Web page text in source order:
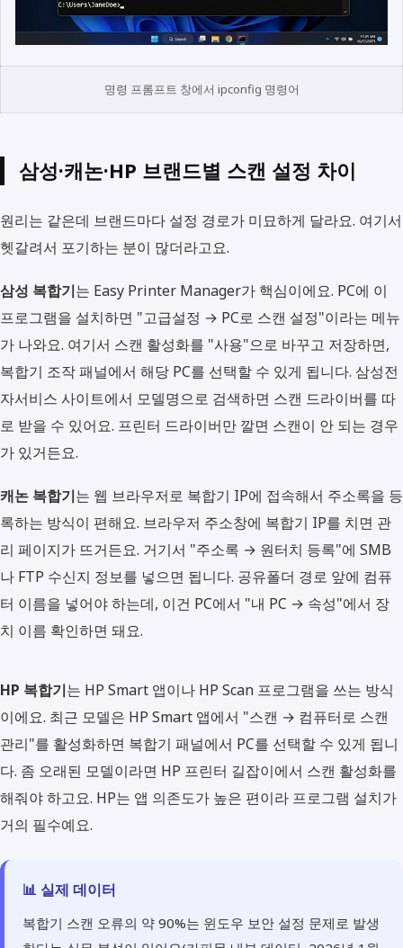
명령 프롬프트 창에서 ipconfig 명령어
삼성·캐논·HP 브랜드별 스캔 설정 차이
원리는 같은데 브랜드마다 설정 경로가 미묘하게 달라요. 여기서
헷갈려서 포기하는 분이 많더라고요.
삼성 복합기는 Easy Printer Manager가 핵심이에요. PC에 이
프로그램을 설치하면 "고급설정 → PC로 스캔 설정"이라는 메뉴
가 나와요. 여기서 스캔 활성화를 "사용"으로 바꾸고 저장하면,
복합기 조작 패널에서 해당 PC를 선택할 수 있게 됩니다. 삼성전
자서비스 사이트에서 모델명으로 검색하면 스캔 드라이버를 따
로 받을 수 있어요. 프린터 드라이버만 깔면 스캔이 안 되는 경우
가 있거든요.
캐논 복합기는 웹 브라우저로 복합기 IP에 접속해서 주소록을 등
록하는 방식이 편해요. 브라우저 주소창에 복합기 IP를 치면 관
리 페이지가 뜨거든요. 거기서 "주소록 → 원터치 등록"에 SMB
나 FTP 수신지 정보를 넣으면 됩니다. 공유폴더 경로 앞에 컴퓨
터 이름을 넣어야 하는데, 이건 PC에서 "내 PC → 속성"에서 장
치 이름 확인하면 돼요.
HP 복합기는 HP Smart 앱이나 HP Scan 프로그램을 쓰는 방식
이에요. 최근 모델은 HP Smart 앱에서 "스캔 → 컴퓨터로 스캔
관리"를 활성화하면 복합기 패널에서 PC를 선택할 수 있게 됩니
다. 좀 오래된 모델이라면 HP 프린터 길잡이에서 스캔 활성화를
해줘야 하고요. HP는 앱 의존도가 높은 편이라 프로그램 설치가
거의 필수예요.
📊 실제 데이터
복합기 스캔 오류의 약 90%는 윈도우 보안 설정 문제로 발생